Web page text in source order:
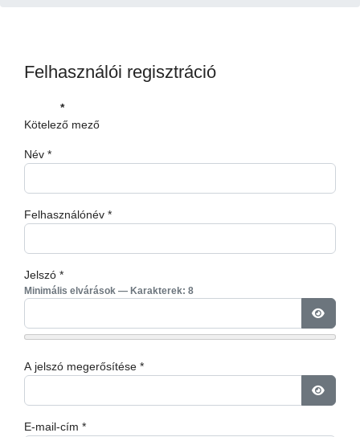
Felhasználói regisztráció
*
Kötelező mező
Név *
Felhasználónév *
Jelszó *
Minimális elvárások — Karakterek: 8
A jelszó megerősítése *
E-mail-cím *